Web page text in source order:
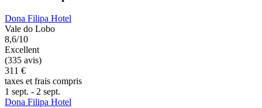
Dona Filipa Hotel
Vale do Lobo
8,6/10
Excellent
(335 avis)
311 €
taxes et frais compris
1 sept. - 2 sept.
Dona Filipa Hotel